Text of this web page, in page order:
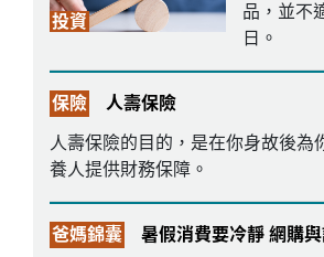
投資
品，並不
日。
保險
人壽保險
人壽保險的目的，是在你身故後為
養人提供財務保障。
爸媽錦囊
暑假消費要冷靜 網購